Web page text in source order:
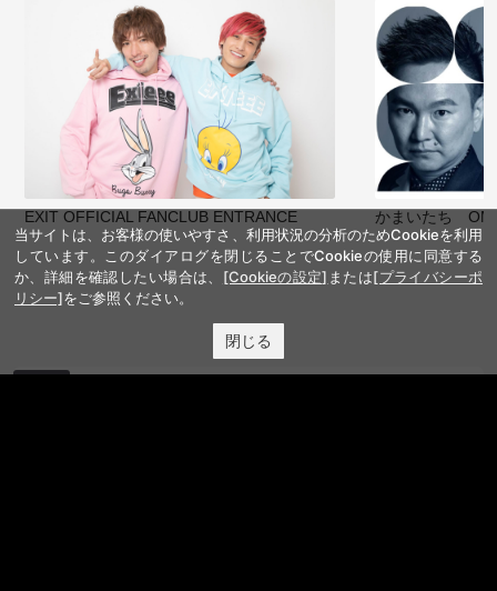
EXIT OFFICIAL FANCLUB ENTRANCE かまいたち
当サイトは、お客様の使いやすさ、利用状況の分析のためCookieを利用
しています。このダイアログを閉じることでCookieの使用に同意する
か、詳細を確認したい場合は、 [Cookieの設定] または[プライバシーポ
リシー]をご参照ください。
閉じる